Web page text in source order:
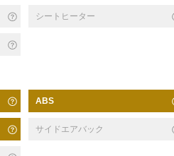
シートヒーター
ABS
サイドエアバック